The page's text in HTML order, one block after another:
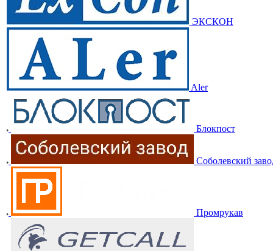
ЭКСКОН
Aler
Блокпост
Соболевский
Промрукав